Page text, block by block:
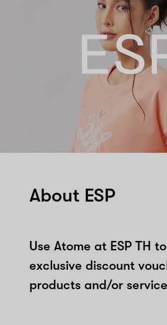
About ESP
Use Atome at ESP TH
exclusive discount
products and/or